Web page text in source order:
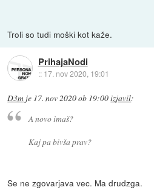
Troli so tudi moški kot kaže.
PrihajaNodi
:: 17. nov 2020, 19:01
D3m je 17. nov 2020 ob 19:00izjavil:
A novo imaš?
Kaj pa bivša prav?
Se ne zgovarjava vec. Ma drudzga.